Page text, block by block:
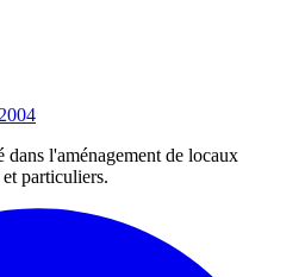
dans l'aménagement de locaux
particuliers.